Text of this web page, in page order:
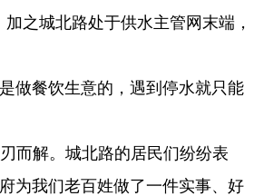
之城北路处于供水主管网末端，
做餐饮生意的，遇到停水就只能
而解。城北路的居民们纷纷表
为我们老百姓做了一件实事、好